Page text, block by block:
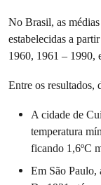
No Brasil, as
estabelecidas a
1960, 1961 – 1990,
Entre os resultados,
A cidade de
temperatura
ficando 1,6ºC
Em São Paulo,